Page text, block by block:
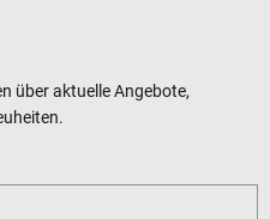
über aktuelle Angebote,